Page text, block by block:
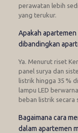
perawatan lebih
yang terukur.
Apakah
dibandingkan
Ya. Menurut riset
panel surya dan
listrik hingga 35 %
lampu LED
beban listrik secara
Bagaimana cara
dalam apartemen